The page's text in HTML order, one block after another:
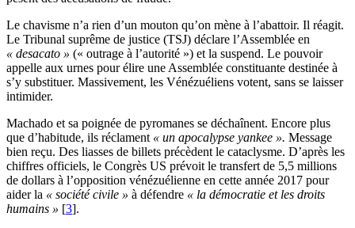
Le chavisme n’a rien d’un mouton qu’on mène à l’abattoir. Il réagit.
Le Tribunal suprême de justice (TSJ) déclare l’Assemblée en
« desacato » (« outrage à l’autorité ») et la suspend. Le pouvoir
appelle aux urnes pour élire une Assemblée constituante destinée à
s’y substituer. Massivement, les Vénézuéliens votent, sans se laisser
intimider.
Machado et sa poignée de pyromanes se déchaînent. Encore plus
que d’habitude, ils réclament « un apocalypse yankee ». Message
bien reçu. Des liasses de billets précèdent le cataclysme. D’après les
chiffres officiels, le Congrès US prévoit le transfert de 5,5 millions
de dollars à l’opposition vénézuélienne en cette année 2017 pour
aider la « société civile » à défendre « la démocratie et les droits
humains » [3].